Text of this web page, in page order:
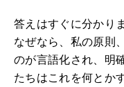
答えはすぐに分かり
なぜなら、私の原則
のが言語化され、明
たちはこれを何とか